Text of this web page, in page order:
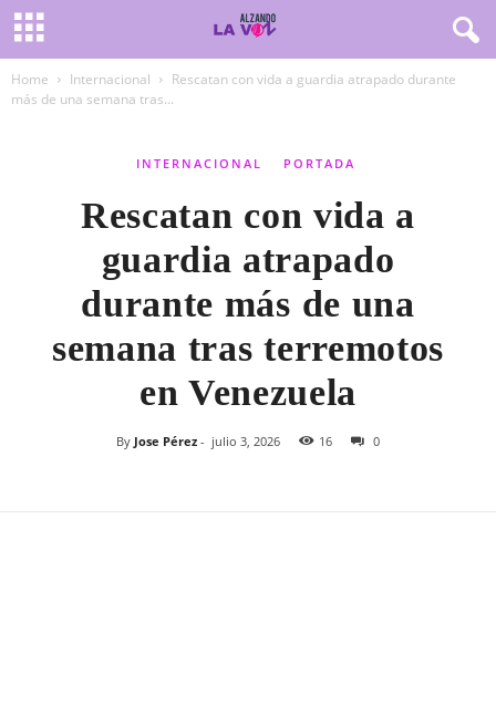
Home Internacional
Rescatan con vida a guardia atrapado durante
más de una semana tras...
INTERNACIONAL PORTADA
Rescatan con vida a
guardia atrapado
durante más de una
semana tras terremotos
en Venezuela
By Jose Pérez - julio 3, 2026 16 0